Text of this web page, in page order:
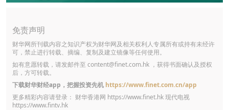
免责声明
财华网所刊载内容之知识产权为财华网及相关权利人专属所有或持有未经许
可，禁止进行转载、摘编、复制及建立镜像等任何使用。
如有意愿转载，请发邮件至 content@finet.com.hk ，获得书面确认及授权
后，方可转载。
下载财华财经app，把握投资先机 https://www.finet.com.cn/app
更多精彩内容请登录： 财华香港网 https://www.finet.hk现代电视
https://www.fintv.hk